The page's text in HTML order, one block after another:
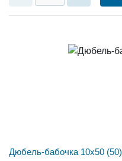
Дюбель-бабочка 10х50 (50)